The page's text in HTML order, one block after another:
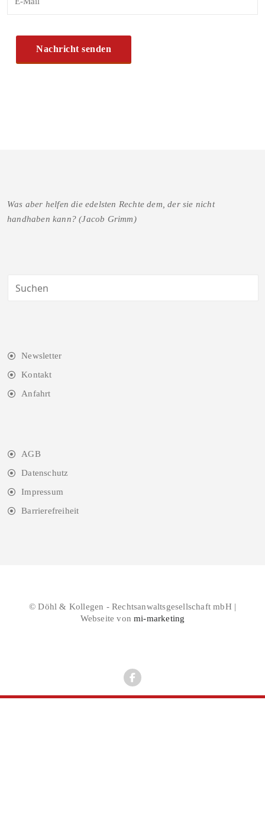
Was aber helfen die edelsten Rechte dem, der sie nicht
handhaben kann? (Jacob Grimm)
Newsletter
Kontakt
Anfahrt
AGB
Datenschutz
Impressum
Barrierefreiheit
© Döhl & Kollegen - Rechtsanwaltsgesellschaft mbH |
Webseite vonmi-marketing